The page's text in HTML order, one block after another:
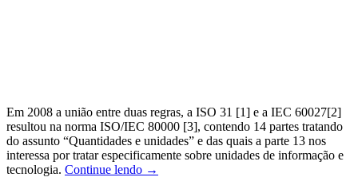
Em 2008 a união entre duas regras, a ISO 31 [1] e a IEC 60027[2]
resultou na norma ISO/IEC 80000 [3], contendo 14 partes tratando
do assunto “Quantidades e unidades” e das quais a parte 13 nos
interessa por tratar especificamente sobre unidades de informação e
tecnologia. Continue lendo Unidades
→